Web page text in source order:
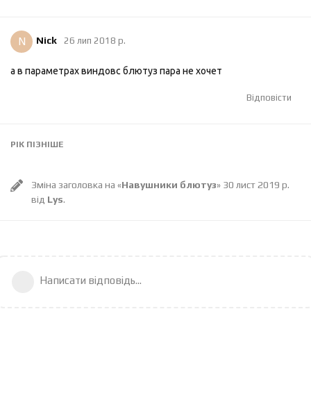
N Nick 26 лип 2018 р.
а в параметрах виндовс блютуз пара не хочет
Відповісти
РІК ПІЗНІШЕ
Зміна заголовка на «Навушники блютуз» 30 лист 2019 р.
від Lys.
Написати відповідь...